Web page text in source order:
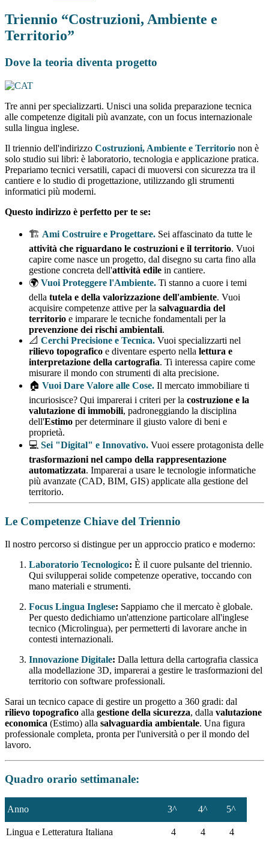
Triennio “Costruzioni, Ambiente e
Territorio”
Dove la teoria diventa progetto
Tre anni per specializzarti. Unisci una solida preparazione tecnica
alle competenze digitali più avanzate, con un focus internazionale
sulla lingua inglese.
Il triennio dell'indirizzo Costruzioni, Ambiente e Territorio non è
solo studio sui libri: è laboratorio, tecnologia e applicazione pratica.
Prepariamo tecnici versatili, capaci di muoversi con sicurezza tra il
cantiere e lo studio di progettazione, utilizzando gli strumenti
informatici più moderni.
Questo indirizzo è perfetto per te se:
🏗️ Ami Costruire e Progettare. Sei affascinato da tutte le
attività che riguardano le costruzioni e il territorio. Vuoi
capire come nasce un progetto, dal disegno su carta fino alla
gestione concreta dell'attività edile in cantiere.
🌍 Vuoi Proteggere l'Ambiente. Ti stanno a cuore i temi
della tutela e della valorizzazione dell'ambiente. Vuoi
acquisire competenze attive per la salvaguardia del
territorio e imparare le tecniche fondamentali per la
prevenzione dei rischi ambientali.
📐 Cerchi Precisione e Tecnica. Vuoi specializzarti nel
rilievo topografico e diventare esperto nella lettura e
interpretazione della cartografia. Ti interessa capire come
misurare il mondo con strumenti di alta precisione.
🏠 Vuoi Dare Valore alle Cose. Il mercato immobiliare ti
incuriosisce? Qui imparerai i criteri per la costruzione e la
valutazione di immobili, padroneggiando la disciplina
dell'Estimo per determinare il giusto valore di beni e
proprietà.
💻 Sei "Digital" e Innovativo. Vuoi essere protagonista delle
trasformazioni nel campo della rappresentazione
automatizzata. Imparerai a usare le tecnologie informatiche
più avanzate (CAD, BIM, GIS) applicate alla gestione del
territorio.
Le Competenze Chiave del Triennio
Il nostro percorso si distingue per un approccio pratico e moderno:
Laboratorio Tecnologico: È il cuore pulsante del triennio.
Qui svilupperai solide competenze operative, toccando con
mano materiali e strumenti.
Focus Lingua Inglese: Sappiamo che il mercato è globale.
Per questo dedichiamo un'attenzione particolare all'inglese
tecnico (Microlingua), per permetterti di lavorare anche in
contesti internazionali.
Innovazione Digitale: Dalla lettura della cartografia classica
alla modellazione 3D, imparerai a gestire le trasformazioni del
territorio con software professionali.
Sarai un tecnico capace di gestire un progetto a 360 gradi: dal
rilievo topografico alla gestione della sicurezza, dalla valutazione
economica (Estimo) alla salvaguardia ambientale. Una figura
professionale completa, pronta per l'università o per il mondo del
lavoro.
Quadro orario settimanale:
Anno 3^ 4^ 5^
Lingua e Letteratura Italiana 4 4 4